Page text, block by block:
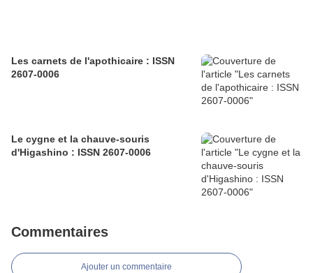
Les carnets de l'apothicaire : ISSN
2607-0006
Le cygne et la chauve-souris
d'Higashino : ISSN 2607-0006
Commentaires
Ajouter un commentaire